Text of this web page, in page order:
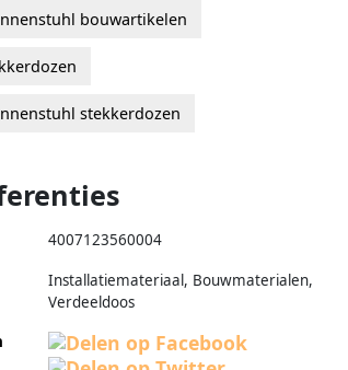
bouwartikelen
stekkerdozen
4007123560004
Installatiemateriaal, Bouwmaterialen,
Verdeeldoos